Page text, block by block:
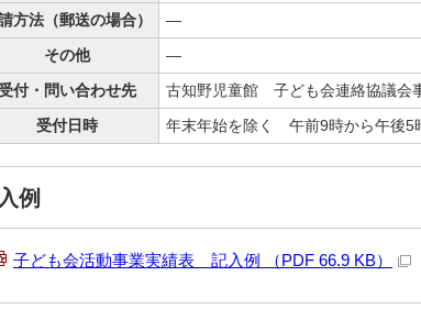
方法（郵送の場合）
—
その他
—
付・問い合わせ先
古知野児童館 子ども会連絡協議会
受付日時
年末年始を除く 午前9時から午後5
例
子ども会活動事業実績表 記入例 （PDF 66.9 KB）